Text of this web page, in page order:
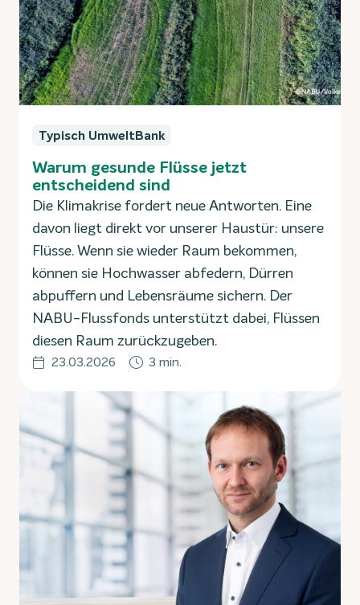
Typisch UmweltBank
Warum gesunde Flüsse jetzt
entscheidend sind
Die Klimakrise fordert neue Antworten. Eine
davon liegt direkt vor unserer Haustür: unsere
Flüsse. Wenn sie wieder Raum bekommen,
können sie Hochwasser abfedern, Dürren
abpuffern und Lebensräume sichern. Der
NABU-Flussfonds unterstützt dabei, Flüssen
diesen Raum zurückzugeben.
23.03.2026 3 min.